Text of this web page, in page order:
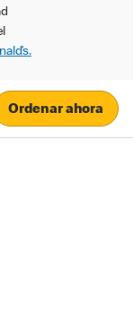
Ordenar ahora